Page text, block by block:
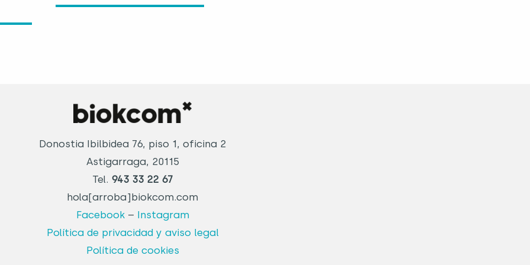
Donostia Ibilbidea 76, piso 1, oficina 2
Astigarraga, 20115
Tel. 943 33 22 67
hola[arroba]biokcom.com
Facebook– Instagram
Política de privacidad y aviso legal
Política de cookies